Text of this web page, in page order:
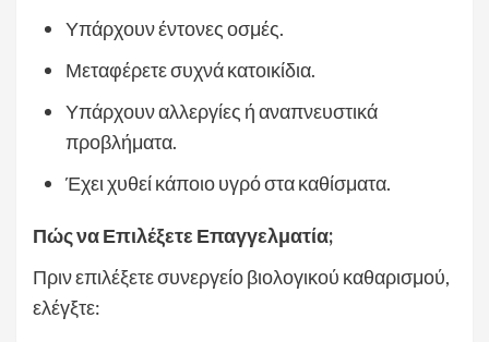
Υπάρχουν έντονες οσμές.
Μεταφέρετε συχνά κατοικίδια.
Υπάρχουν αλλεργίες ή αναπνευστικά
προβλήματα.
Έχει χυθεί κάποιο υγρό στα καθίσματα.
Πώς να Επιλέξετε Επαγγελματία;
Πριν επιλέξετε συνεργείο βιολογικού καθαρισμού,
ελέγξτε: